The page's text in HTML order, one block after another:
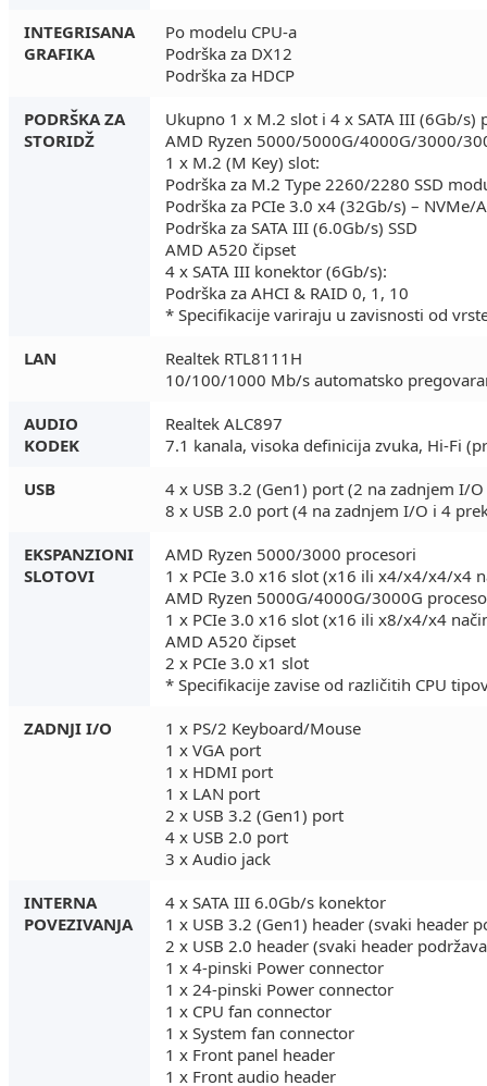
INTEGRISANA
GRAFIKA
Po modelu CPU-a
Podrška za DX12
Podrška za HDCP
PODRŠKA ZA
STORIDŽ
Ukupno 1 x M.2 slot i 4 x SATA III (6Gb/s)
AMD Ryzen 5000/5000G/4000G/3000/
1 x M.2 (M Key) slot:
Podrška za M.2 Type 2260/2280 SSD
Podrška za PCIe 3.0 x4 (32Gb/s) – NVMe/
Podrška za SATA III (6.0Gb/s) SSD
AMD A520 čipset
4 x SATA III konektor (6Gb/s):
Podrška za AHCI & RAID 0, 1, 10
* Specifikacije variraju u zavisnosti od
LAN
Realtek RTL8111H
10/100/1000 Mb/s automatsko
AUDIO
KODEK
Realtek ALC897
7.1 kanala, visoka definicija zvuka, Hi-Fi
USB
4 x USB 3.2 (Gen1) port (2 na zadnjem I/
8 x USB 2.0 port (4 na zadnjem I/O i 4
EKSPANZIONI
SLOTOVI
AMD Ryzen 5000/3000 procesori
1 x PCIe 3.0 x16 slot (x16 ili x4/x4/x4/x4
AMD Ryzen 5000G/4000G/3000G
1 x PCIe 3.0 x16 slot (x16 ili x8/x4/x4
AMD A520 čipset
2 x PCIe 3.0 x1 slot
* Specifikacije zavise od različitih CPU
ZADNJI I/O
1 x PS/2 Keyboard/Mouse
1 x VGA port
1 x HDMI port
1 x LAN port
2 x USB 3.2 (Gen1) port
4 x USB 2.0 port
3 x Audio jack
INTERNA
POVEZIVANJA
4 x SATA III 6.0Gb/s konektor
1 x USB 3.2 (Gen1) header (svaki header
2 x USB 2.0 header (svaki header
1 x 4-pinski Power connector
1 x 24-pinski Power connector
1 x CPU fan connector
1 x System fan connector
1 x Front panel header
1 x Front audio header